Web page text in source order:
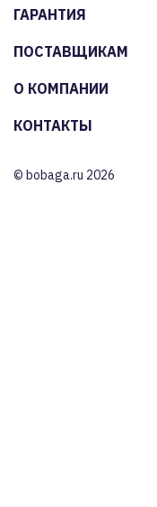
ГАРАНТИЯ
ПОСТАВЩИКАМ
О КОМПАНИИ
КОНТАКТЫ
© bobaga.ru 2026